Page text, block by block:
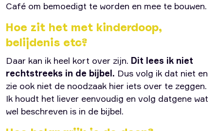
Café om bemoedigt te worden en mee te bouwen.
Hoe zit het met kinderdoop,
belijdenis etc?
Daar kan ik heel kort over zijn. Dit lees ik niet
rechtstreeks in de bijbel. Dus volg ik dat niet en
zie ook niet de noodzaak hier iets over te zeggen.
Ik houdt het liever eenvoudig en volg datgene wat
wel beschreven is in de bijbel.